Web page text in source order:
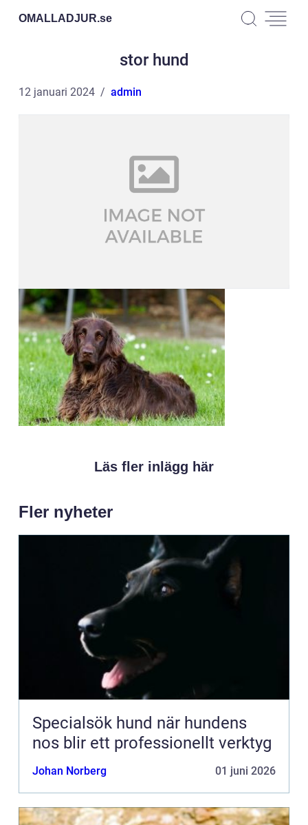
OMALLADJUR.se
stor hund
12 januari 2024 admin
Läs fler inlägg här
Fler nyheter
Specialsök hund när hundens
nos blir ett professionellt verktyg
Johan Norberg 01 juni 2026